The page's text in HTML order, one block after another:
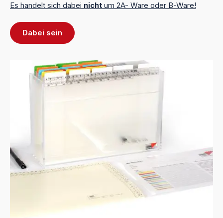
Es handelt sich dabei nicht um 2A- Ware oder B-Ware!
Dabei sein